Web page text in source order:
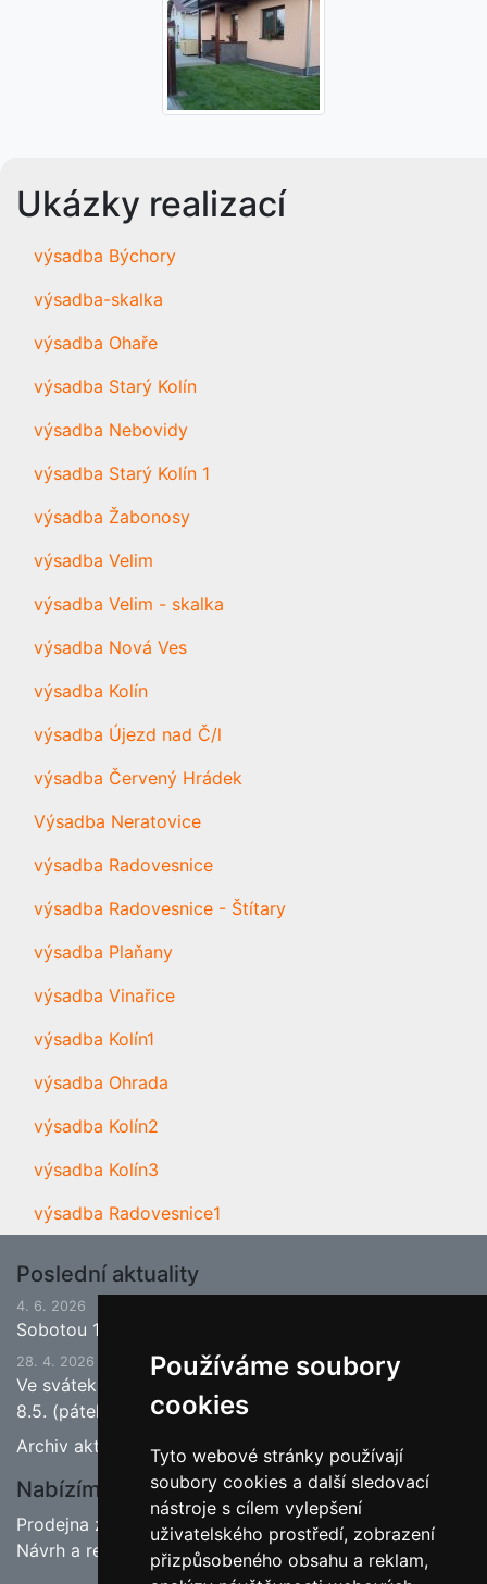
Používáme soubory
cookies
Tyto webové stránky používají
soubory cookies a další sledovací
nástroje s cílem vylepšení
uživatelského prostředí, zobrazení
přizpůsobeného obsahu a reklam,
Ukázky realizací
výsadba Býchory
výsadba-skalka
výsadba Ohaře
výsadba Starý Kolín
výsadba Nebovidy
výsadba Starý Kolín 1
výsadba Žabonosy
výsadba Velim
výsadba Velim - skalka
výsadba Nová Ves
výsadba Kolín
výsadba Újezd nad Č/l
výsadba Červený Hrádek
Výsadba Neratovice
výsadba Radovesnice
výsadba Radovesnice - Štítary
výsadba Plaňany
výsadba Vinařice
výsadba Kolín1
výsadba Ohrada
výsadba Kolín2
výsadba Kolín3
výsadba Radovesnice1
Poslední aktuality
4. 6. 2026
Sobotou 13.6.2026 bude ukončena jarní sezona.
28. 4. 2026
Ve svátek 1.5. (pátek) bude naše prodejna zavřena a
8.5. (pátek) bude otevřeno.
Archiv aktualit
Nabízíme
Prodejna zahradnictví
Návrh a realizace zahrad